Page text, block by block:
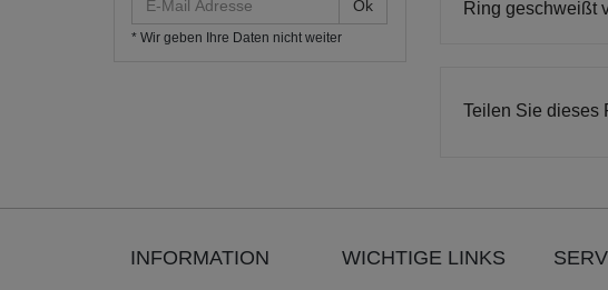
Mail
Adresse
* Wir geben Ihre Daten nicht weiter
Ring geschweißt
Teilen Sie dieses
INFORMATION WICHTIGE LINKS